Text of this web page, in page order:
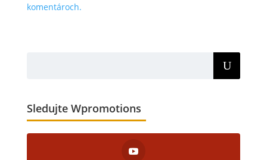
komentároch.
Sledujte Wpromotions